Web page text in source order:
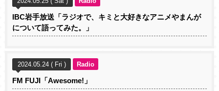
IBC岩手放送「ラジオで、キミと大好きなアニメやまんが
について語ってみた。」
2024.05.24 ( Fri ) Radio
FM FUJI「Awesome!」